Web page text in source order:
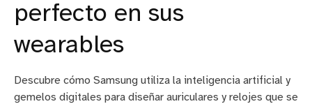
perfecto en sus
wearables
Descubre cómo Samsung utiliza la inteligencia artificial y
gemelos digitales para diseñar auriculares y relojes que se